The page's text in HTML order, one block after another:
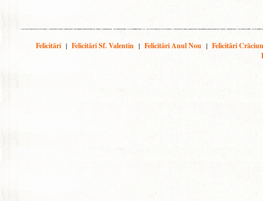
Felicitări | Felicitări Sf. Valentin | Felicitări Anul Nou | Felicitări